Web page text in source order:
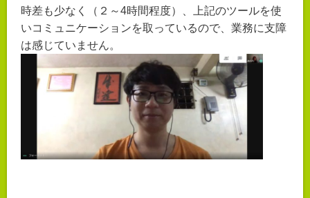
時差も少なく（２～4時間程度）、上記のツールを使
いコミュニケーションを取っているので、業務に支障
は感じていません。